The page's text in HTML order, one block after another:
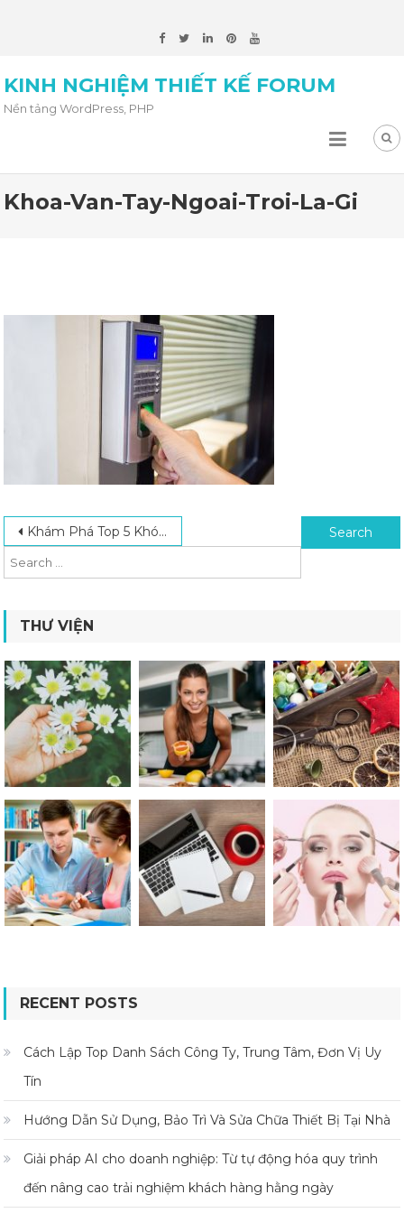
KINH NGHIỆM THIẾT KẾ FORUM
Nền tảng WordPress, PHP
Khoa-Van-Tay-Ngoai-Troi-La-Gi
Post navigation
Khám Phá Top 5 Khóa Vân Tay Ngoài Trời Chất Lượng Tốt Nhất Hiện Nay Search for:
THƯ VIỆN
RECENT POSTS
Cách Lập Top Danh Sách Công Ty, Trung Tâm, Đơn Vị Uy
Tín
Hướng Dẫn Sử Dụng, Bảo Trì Và Sửa Chữa Thiết Bị Tại Nhà
Giải pháp AI cho doanh nghiệp: Từ tự động hóa quy trình
đến nâng cao trải nghiệm khách hàng hằng ngày